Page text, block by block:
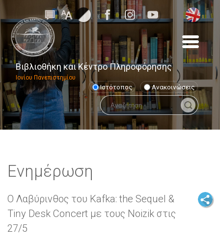
Βιβλιοθήκη και Κέντρο Πληροφόρησης
Ιονίου Πανεπιστημίου
Ιστότοπος Ανακοινώσεις
Ενημέρωση
Ο Λαβύρινθος του Kafka: the Sequel &
Tiny Desk Concert με τους Noizik στις
27/5